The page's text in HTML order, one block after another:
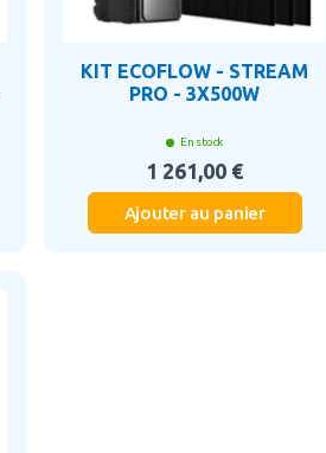
KIT ECOFLOW - STREAM
PRO - 3X500W
En stock
1 261,00 €
Ajouter au panier